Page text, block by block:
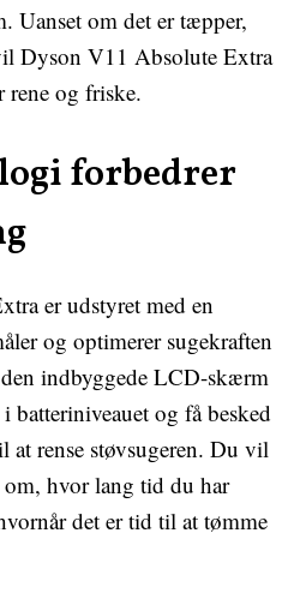
Uanset om det er tæpper,
Dyson V11 Absolute Extra
rene og friske.
forbedrer
er udstyret med en
og optimerer sugekraften
indbyggede LCD-skærm
batteriniveauet og få besked
at rense støvsugeren. Du vil
hvor lang tid du har
det er tid til at tømme